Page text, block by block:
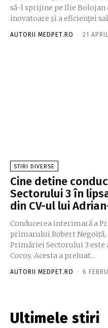
să-l sprijine pe Ilie Bolojan
inovatoare și a eficienței
AUTORII MEDPET.RO - 21
STIRI DIVERSE
Cine detine
Sectorului 3 în
din CV-ul lui
Conducerea interimară a
primarului Robert Negoiță,
Primăriei Sectorului 3 este
Cocoș. Acesta a preluat...
AUTORII MEDPET.RO - 6
Ultimele stiri